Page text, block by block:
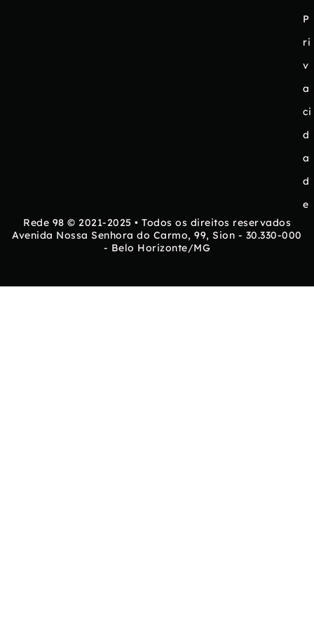
P
ri
v
a
ci
d
a
d
e
Rede 98 © 2021-2025 • Todos os direitos reservados
Avenida Nossa Senhora do Carmo, 99, Sion - 30.330-000
- Belo Horizonte/MG